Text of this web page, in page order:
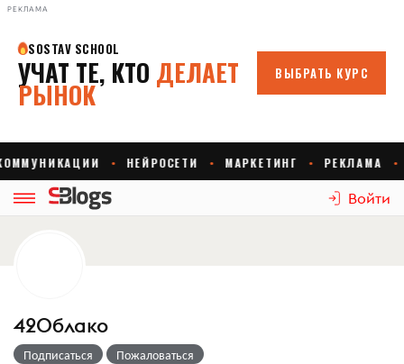
РЕКЛАМА
Войти
42Облако
Подписаться Пожаловаться